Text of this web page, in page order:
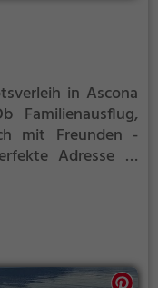
in Ascona
Familienausflug,
mit Freunden -
Adresse in
auf ihre